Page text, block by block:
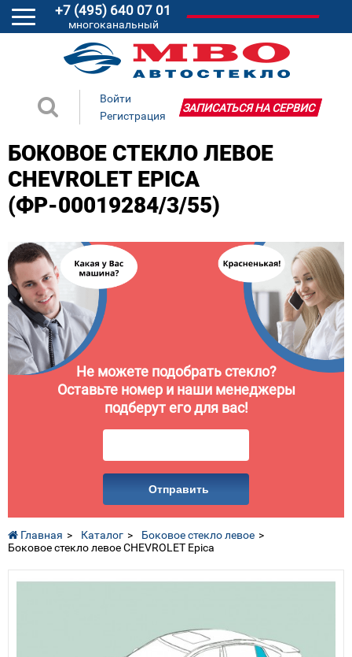
+7 (495) 640 07 01
многоканальный
Войти
Регистрация
ЗАПИСАТЬСЯ НА СЕРВИС
БОКОВОЕ СТЕКЛО ЛЕВОЕ
CHEVROLET EPICA
(ФР-00019284/3/55)
Не можете подобрать стекло?
Оставьте номер и наши менеджеры
подберут его для вас!
Отправить
Главная Каталог
Боковое стекло левое
Боковое стекло левое CHEVROLET Epica